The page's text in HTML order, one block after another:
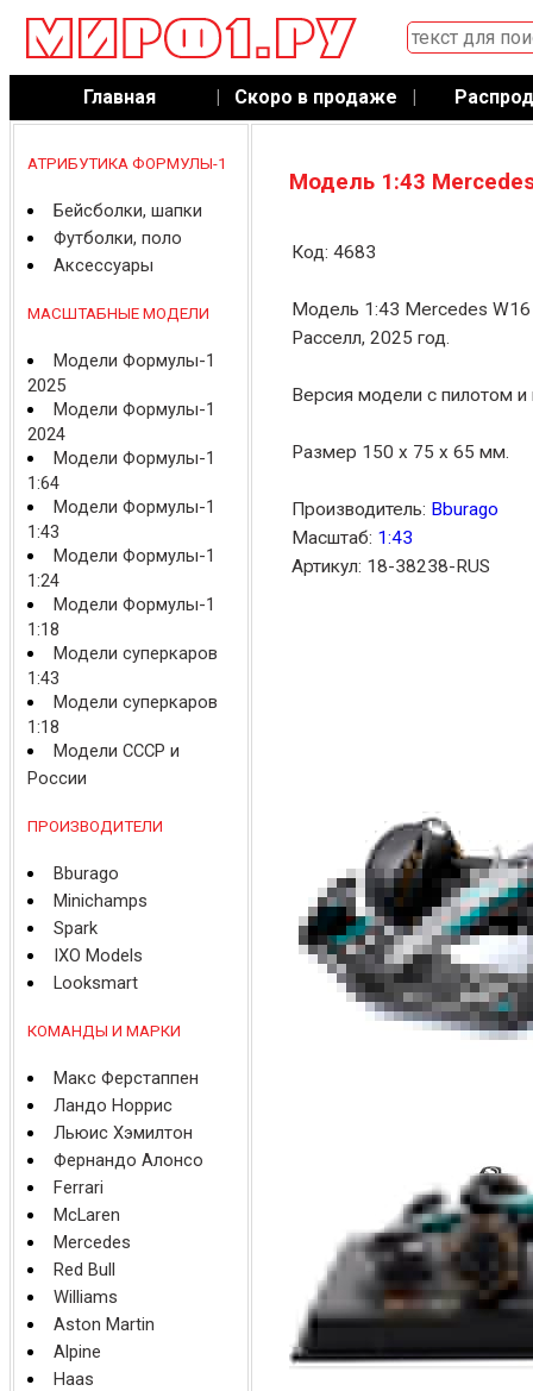
Главная | Скоро в продаже |
АТРИБУТИКА ФОРМУЛЫ-1
Бейсболки, шапки
Футболки, поло
Аксессуары
МАСШТАБНЫЕ МОДЕЛИ
Модели Формулы-1
2025
Модели Формулы-1
2024
Модели Формулы-1
1:64
Модели Формулы-1
1:43
Модели Формулы-1
1:24
Модели Формулы-1
1:18
Модели суперкаров
1:43
Модели суперкаров
1:18
Модели СССР и
России
ПРОИЗВОДИТЕЛИ
Bburago
Minichamps
Spark
IXO Models
Looksmart
КОМАНДЫ И МАРКИ
Макс Ферстаппен
Ландо Норрис
Льюис Хэмилтон
Фернандо Алонсо
Ferrari
McLaren
Mercedes
Red Bull
Williams
Aston Martin
Alpine
Haas
Модель 1:43
Код: 4683
Модель 1:43 Mercedes
Расселл, 2025 год.
Версия модели с пилотом и
Размер 150 x 75 x 65 мм.
Производитель: Bburago
Масштаб: 1:43
Артикул: 18-38238-RUS